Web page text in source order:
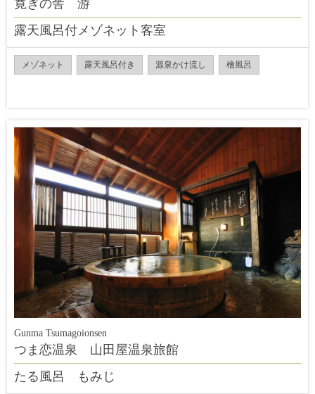
寛ぎの舎 游
露天風呂付メゾネット客室
メゾネット 露天風呂付き 源泉かけ流し 檜風呂
Gunma Tsumagoionsen
つま恋温泉 山田屋温泉旅館
たる風呂 もみじ